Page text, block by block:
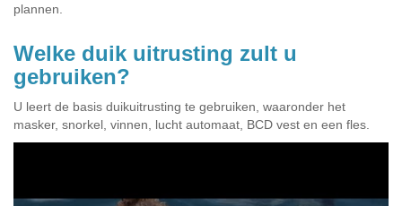
plannen.
Welke duik uitrusting zult u
gebruiken?
U leert de basis duikuitrusting te gebruiken, waaronder het
masker, snorkel, vinnen, lucht automaat, BCD vest en een fles.